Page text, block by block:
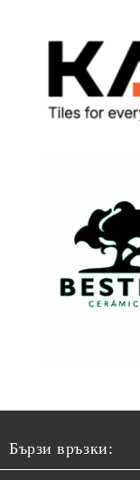
Бързи връзки: